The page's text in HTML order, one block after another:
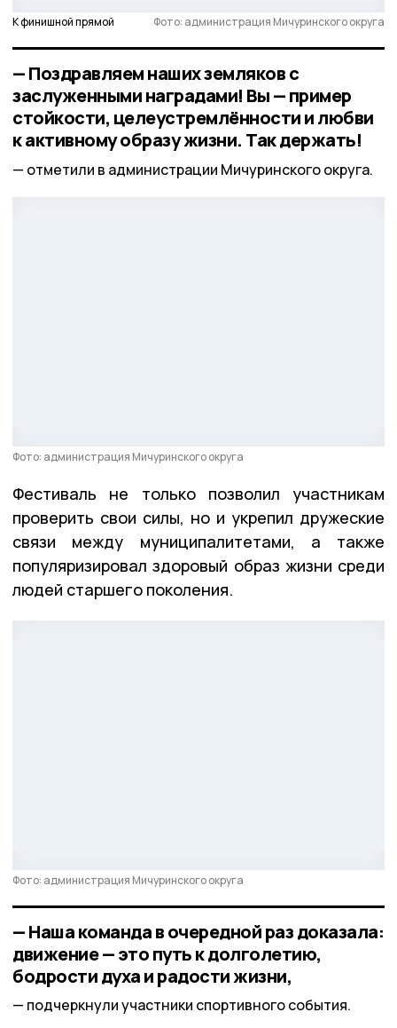
К финишной прямой Фото: администрация Мичуринского округа
— Поздравляем наших земляков с
заслуженными наградами! Вы — пример
стойкости, целеустремлённости и любви
к активному образу жизни. Так держать!
отметили в администрации Мичуринского округа.
Фото: администрация Мичуринского округа
Фестиваль не только позволил участникам
проверить свои силы, но и укрепил дружеские
связи между муниципалитетами, а также
популяризировал здоровый образ жизни среди
людей старшего поколения.
Фото: администрация Мичуринского округа
— Наша команда в очередной раз доказала:
движение — это путь к долголетию,
бодрости духа и радости жизни,
подчеркнули участники спортивного события.